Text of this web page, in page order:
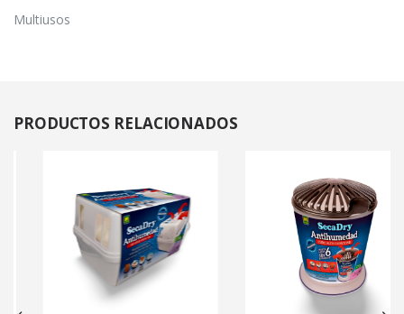
Multiusos
PRODUCTOS RELACIONADOS